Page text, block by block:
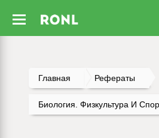
Главная Рефераты
Биология. Физкультура И